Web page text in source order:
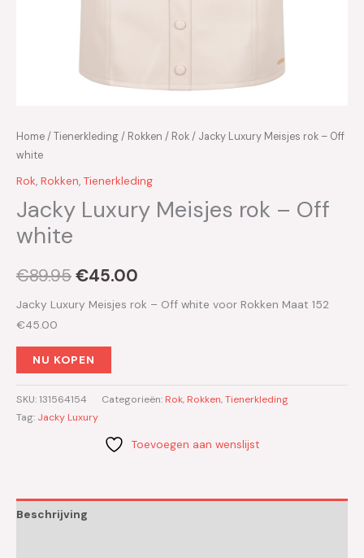
Home/Tienerkleding/ Rokken / Rok/ Jacky Luxury Meisjes rok – Off
white
Rok, Rokken, Tienerkleding
Jacky Luxury Meisjes rok – Off
white
€89.95€45.00
Jacky Luxury Meisjes rok – Off white voor Rokken Maat 152
€45.00
NU KOPEN
SKU:131564154 Categorieën: Rok, Rokken,Tienerkleding
Tag: Jacky Luxury
Toevoegen aan wenslijst
Beschrijving